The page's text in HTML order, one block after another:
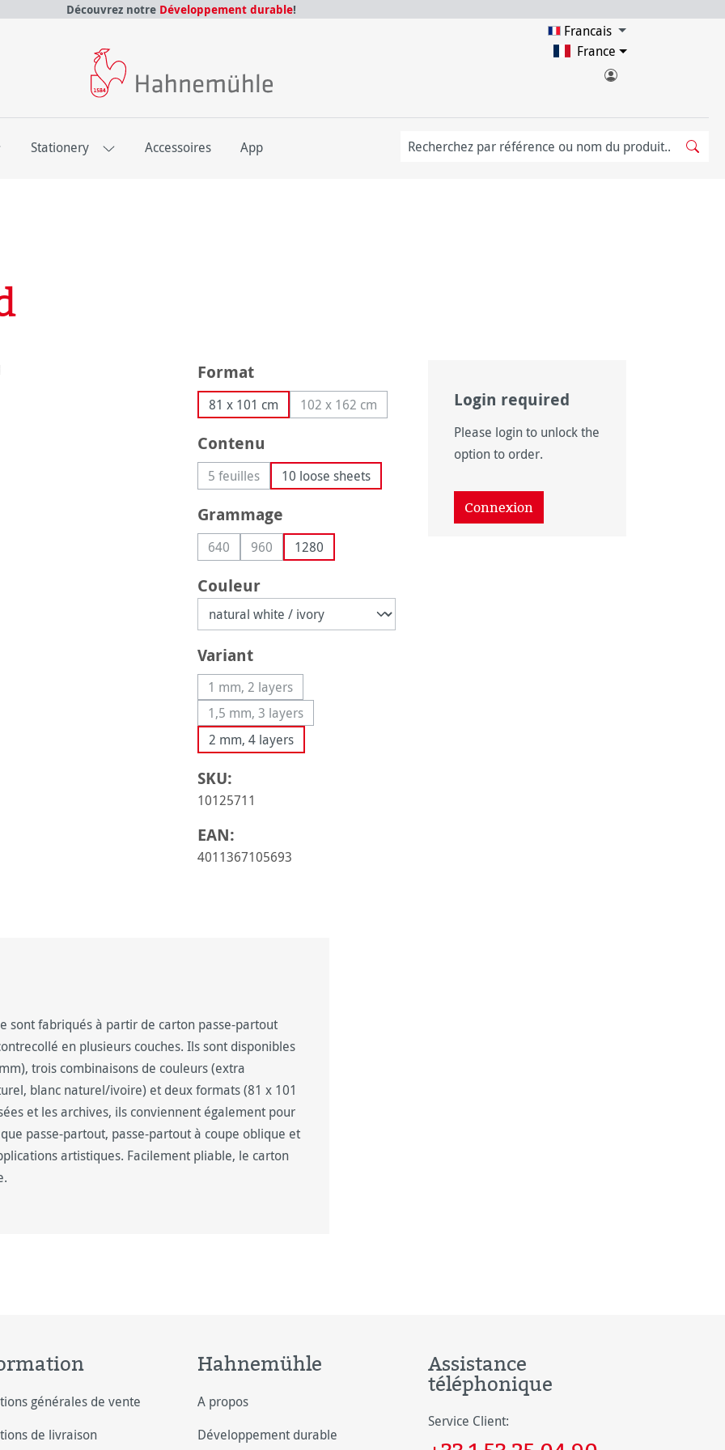
Découvrez notre Développement durable!
Francais
France
Stationery Accessoires App
Sélectionnez
Format
81 x 101 cm 102 x 162 cm(Cette option n'est pas disponible pour le moment.)
Sélectionnez
Contenu
5 feuilles(Cette option n'est pas disponible pour le moment.)
10 loose sheets
Sélectionnez
Grammage
640(Cette option n'est pas disponible pour le moment.)
960(Cette option n'est pas disponible pour le moment.)
1280
Sélectionnez
Couleur
Sélectionnez
Variant
1 mm, 2 layers(Cette option n'est pas disponible pour le moment.)
1,5 mm, 3 layers(Cette option n'est pas disponible pour le moment.)
2 mm, 4 layers
SKU:
10125711
EAN:
4011367105693
Login required
Please login to unlock the
option to order.
Connexion
sont fabriqués à partir de carton passe-partout
en plusieurs couches. Ils sont disponibles
trois combinaisons de couleurs (extra
blanc naturel/ivoire) et deux formats (81 x 101
et les archives, ils conviennent également pour
passe-partout, passe-partout à coupe oblique et
artistiques. Facilement pliable, le carton
générales de vente
de livraison
Hahnemühle
A propos
Développement durable
Assistance
téléphonique
Service Client: